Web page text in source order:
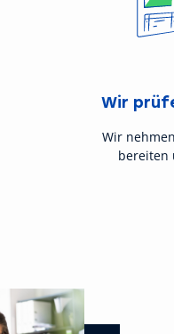
Wir
Wir
bereiten